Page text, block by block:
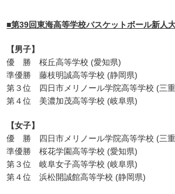
■第39回東海高等学校バスケットボール新
【男子】
優 勝 桜丘高等学校 (愛知県)
準優勝 藤枝明誠高等学校 (静岡県)
第３位 四日市メリノール学院高等学校 (三
第４位 美濃加茂高等学校 (岐阜県)
【女子】
優 勝 四日市メリノール学院高等学校 (三
準優勝 桜花学園高等学校 (愛知県)
第３位 岐阜女子高等学校 (岐阜県)
第４位 浜松開誠館高等学校 (静岡県)